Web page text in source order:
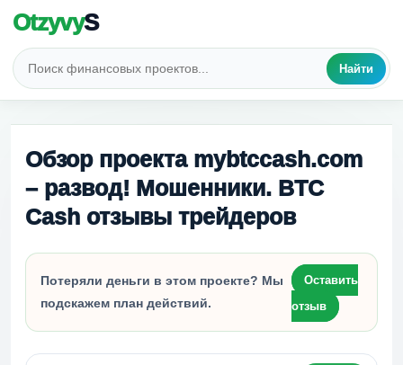
OtzyvyS
Найти
Обзор проекта mybtccash.com
– развод! Мошенники. BTC
Cash отзывы трейдеров
Потеряли деньги в этом проекте? Мы
подскажем план действий.
Оставить
отзыв